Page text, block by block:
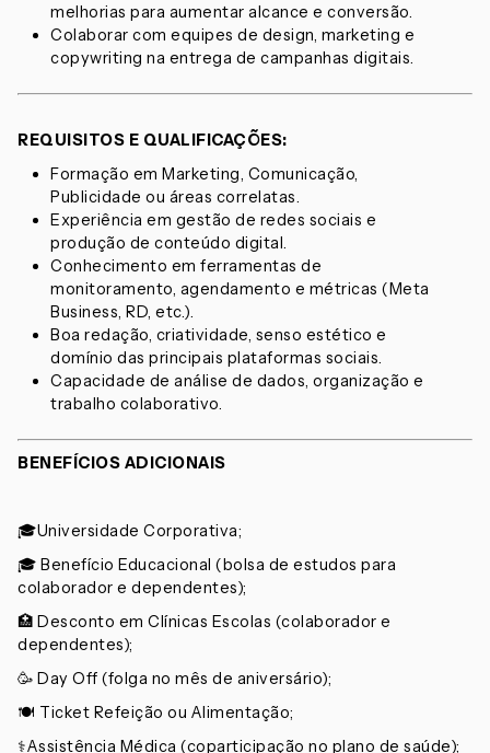
melhorias para aumentar alcance e conversão.
Colaborar com equipes de design, marketing e
copywriting na entrega de campanhas digitais.
REQUISITOS E QUALIFICAÇÕES:
Formação em Marketing, Comunicação,
Publicidade ou áreas correlatas.
Experiência em gestão de redes sociais e
produção de conteúdo digital.
Conhecimento em ferramentas de
monitoramento, agendamento e métricas (Meta
Business, RD, etc.).
Boa redação, criatividade, senso estético e
domínio das principais plataformas sociais.
Capacidade de análise de dados, organização e
trabalho colaborativo.
BENEFÍCIOS ADICIONAIS
🎓Universidade Corporativa;
🎓 Benefício Educacional (bolsa de estudos para
colaborador e dependentes);
🏥 Desconto em Clínicas Escolas (colaborador e
dependentes);
🥳 Day Off (folga no mês de aniversário);
🍽️ Ticket Refeição ou Alimentação;
⚕️Assistência Médica (coparticipação no plano de saúde);